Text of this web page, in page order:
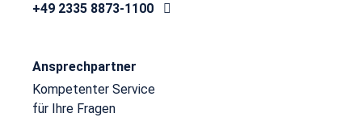
+49 2335 8873-1100
Ansprechpartner
Kompetenter Service
für Ihre Fragen